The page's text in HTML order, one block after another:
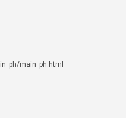
main_ph.html